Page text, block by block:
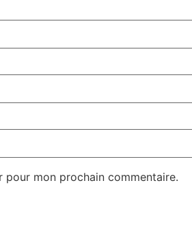
mon prochain commentaire.